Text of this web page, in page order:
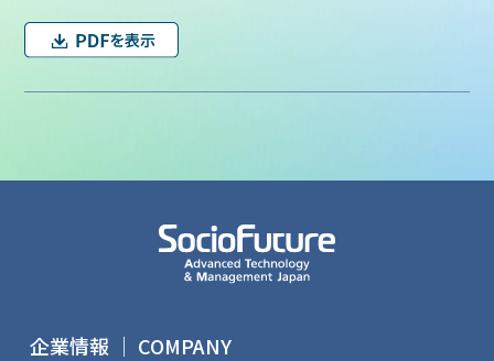
企業情報 ｜ COMPANY